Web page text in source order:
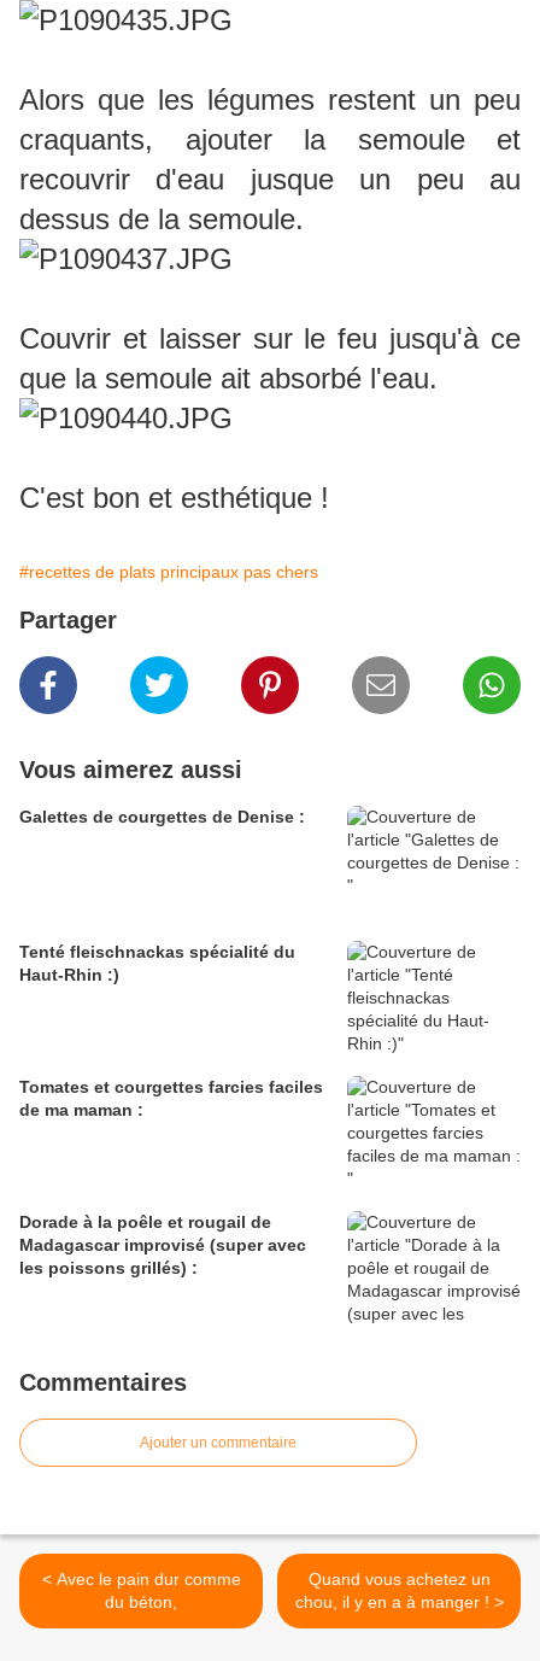
Alors que les légumes restent un peu
craquants, ajouter la semoule et
recouvrir d'eau jusque un peu au
dessus de la semoule.
Couvrir et laisser sur le feu jusqu'à ce
que la semoule ait absorbé l'eau.
C'est bon et esthétique !
#recettes de plats principaux pas chers
Partager
Vous aimerez aussi
Galettes de courgettes de Denise :
Tenté fleischnackas spécialité du
Haut-Rhin :)
Tomates et courgettes farcies faciles
de ma maman :
Dorade à la poêle et rougail de
Madagascar improvisé (super avec
les poissons grillés) :
Commentaires
Ajouter un commentaire
< Avec le pain dur comme
du béton,
Quand vous achetez un
chou, il y en a à manger ! >